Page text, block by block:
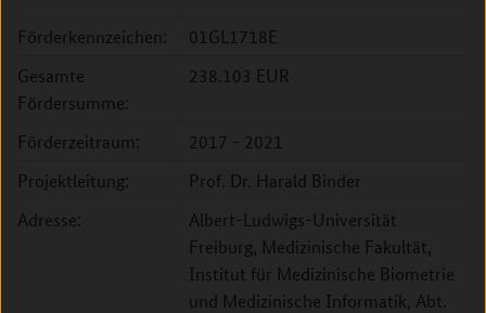
Förderkennzeichen:
01GL1718E
Gesamte
Fördersumme:
238.103 EUR
Förderzeitraum:
2017 - 2021
Projektleitung:
Prof. Dr. Harald Binder
Adresse:
Albert-Ludwigs-Universität
Freiburg, Medizinische Fakultät,
Institut für Medizinische Biometrie
und Medizinische Informatik, Abt.